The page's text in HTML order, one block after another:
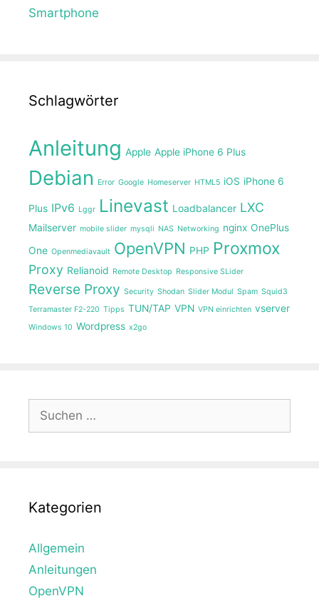
Smartphone
Schlagwörter
Anleitung Apple Apple iPhone 6 Plus
Debian Error Google Homeserver HTML5 iOS iPhone 6
Plus IPv6 Lggr Linevast Loadbalancer LXC
Mailserver mobile slider mysqli NAS Networking nginx OnePlus
One Openmediavault OpenVPN PHP Proxmox
Proxy Relianoid Remote Desktop Responsive SLider
Reverse Proxy Security Shodan Slider Modul Spam Squid3
Terramaster F2-220 Tipps TUN/TAP VPN VPN einrichten vserver
Windows 10 Wordpress x2go
Suche
nach:
Kategorien
Allgemein
Anleitungen
OpenVPN